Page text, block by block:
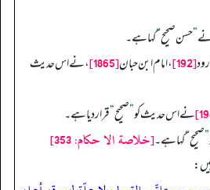
”حسن صحیح“کہا ہے۔
[192] ، امام ابن حبان[1865]
، نے اس حدیث
نے اس حدیث کو” صحیح“قرار دیا ہے۔
” صحیح“کہا ہے۔[خلاصة الا حكام: 353]